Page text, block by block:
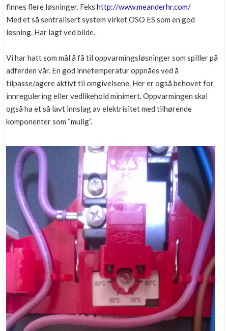
finnes flere løsninger. Feks http://www.meanderhr.com/
Med et så sentralisert system virket OSO ES som en god
løsning. Har lagt ved bilde.
Vi har hatt som mål å få til oppvarmingsløsninger som spiller på
adferden vår. En god innetemperatur oppnåes ved å
tilpasse/agere aktivt til omgivelsene. Her er også behovet for
innregulering eller vedlikehold minimert. Oppvarmingen skal
også ha et så lavt innslag av elektrisitet med tilhørende
komponenter som “mulig”.